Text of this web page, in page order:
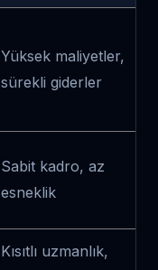
Yüksek maliyetler,
sürekli giderler
Sabit kadro, az
esneklik
Kısıtlı uzmanlık,